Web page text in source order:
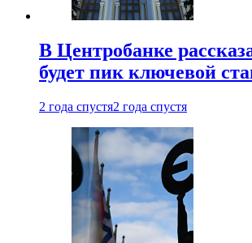
В Центробанке
будет пик ключевой
2 года спустя2 года спустя